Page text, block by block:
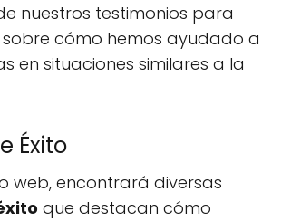
nuestros testimonios para
cómo hemos ayudado a
en situaciones similares a la
Éxito
web, encontrará diversas
que destacan cómo